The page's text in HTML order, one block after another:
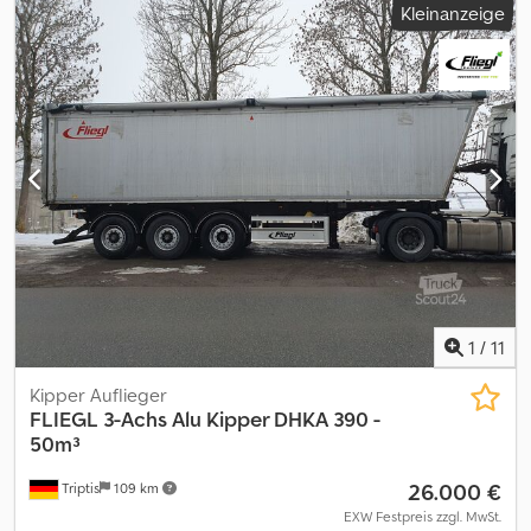
Kleinanzeige
1 / 11
Triptis 109 km
Kipper Auflieger
FLIEGL 3-Achs Alu Kipper DHKA 390 -
50m³
26.000 €
EXW Festpreis zzgl. MwSt.